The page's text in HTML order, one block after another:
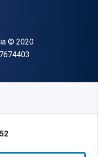
Copyright
© 2020